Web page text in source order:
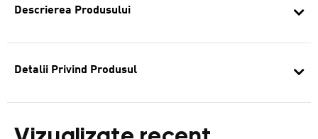
Descrierea Produsului
Detalii Privind Produsul